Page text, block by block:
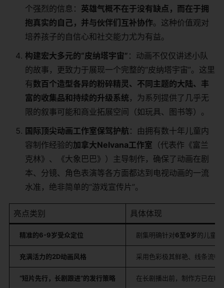
个强烈的信息： 英雄气概不在于没有缺点，而在于拥
抱真实的自己，并与伙伴们互补协作。这种价值观对
培养孩子的自信心和社交能力尤为有益。
构建宏大多元的“皮纳塔宇宙” ：动画不仅仅讲述小队
的故事，更致力于展现一个完整的“皮纳塔宇宙”。这里
有数百个造型各异的粉碎精灵、不同主题的大陆、丰
富的收集品和持续的升级系统 ，为系列提供了几乎无
限的叙事可能和商业拓展空间（如玩具、图书等）。
国际顶尖动画工作室保驾护航：由拥有数十年儿童内
容制作经验的加拿大Nelvana工作室 （代表作《富兰
克林》、《大象巴巴》）主导制作，确保了动画在剧
本、分镜、角色表演等各方面都达到电视动画的一流
水准，绝非简单的“游戏宣传片”。
亮点类别 具体体现
精准的6-9岁受众定位 剧集明确针对6至9岁的儿童
充满活力的2D动画风格 采用色彩极其鲜艳、线条流
“短片先行，长剧跟进”的发行策略 在长剧播出前，制作方已在